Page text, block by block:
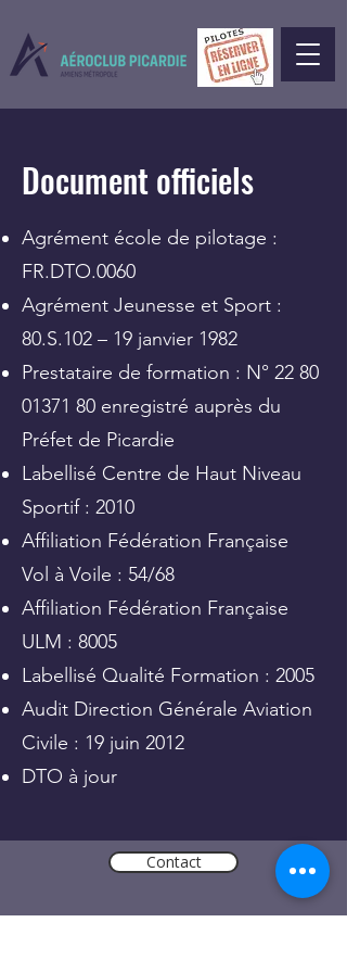
Document officiels
Agrément école de pilotage :
FR.DTO.0060
Agrément Jeunesse et Sport :
80.S.102 – 19 janvier 1982
Prestataire de formation : N° 22 80
01371 80 enregistré auprès du
Préfet de Picardie
Labellisé Centre de Haut Niveau
Sportif : 2010
Affiliation Fédération Française
Vol à Voile : 54/68
Affiliation Fédération Française
ULM : 8005
Labellisé Qualité Formation : 2005
Audit Direction Générale Aviation
Civile : 19 juin 2012
DTO à jour
Contact
contact@acpam.fr